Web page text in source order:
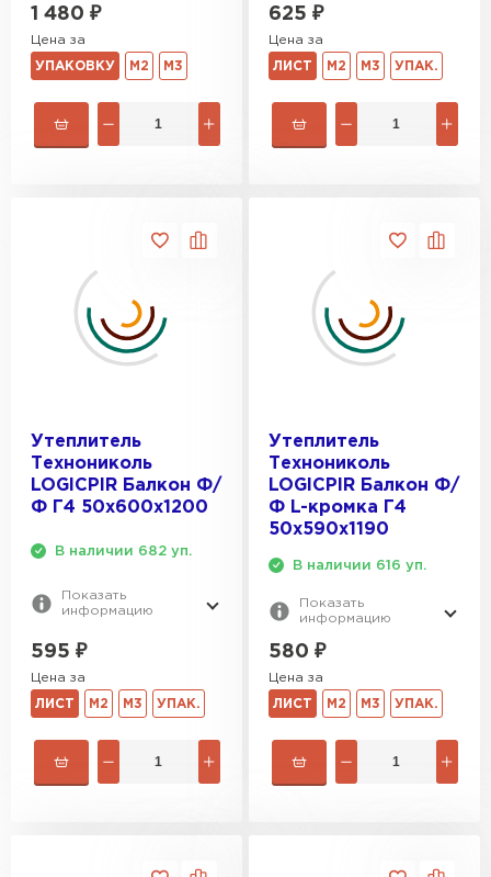
1 480 ₽
Цена за
УПАКОВКУ М2 М3
625 ₽
Цена за
ЛИСТ М2 М3 УПАК.
Утеплитель
Технониколь
LOGICPIR Балкон Ф/
Ф Г4 50x600x1200
В наличии 682 уп.
Показать
информацию
595 ₽
Цена за
ЛИСТ М2 М3 УПАК.
Утеплитель
Технониколь
LOGICPIR Балкон Ф/
Ф L-кромка Г4
50х590х1190
В наличии 616 уп.
Показать
информацию
580 ₽
Цена за
ЛИСТ М2 М3 УПАК.